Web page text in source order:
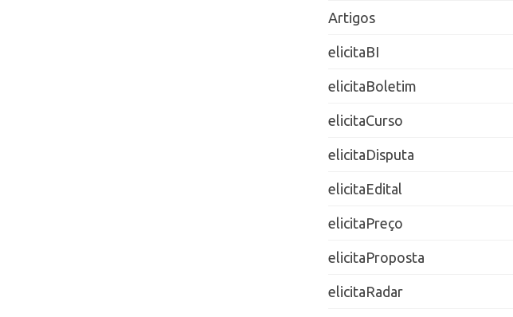
Artigos
elicitaBI
elicitaBoletim
elicitaCurso
elicitaDisputa
elicitaEdital
elicitaPreço
elicitaProposta
elicitaRadar